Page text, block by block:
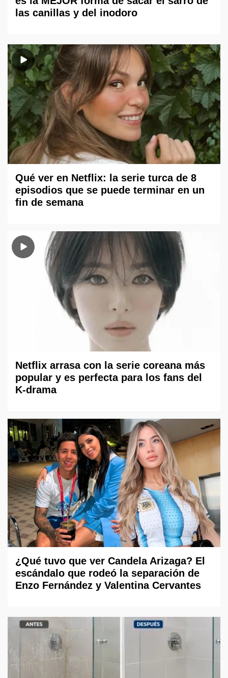
las canillas y del inodoro
Qué ver en Netflix: la serie turca de 8
episodios que se puede terminar en un
fin de semana
Netflix arrasa con la serie coreana más
popular y es perfecta para los fans del
K-drama
¿Qué tuvo que ver Candela Arizaga? El
escándalo que rodeó la separación de
Enzo Fernández y Valentina Cervantes